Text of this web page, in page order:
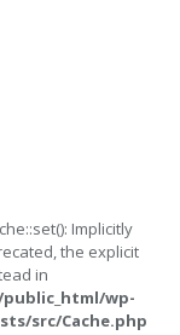
Implicitly
the explicit
in
public_html/wp-
src/Cache.php